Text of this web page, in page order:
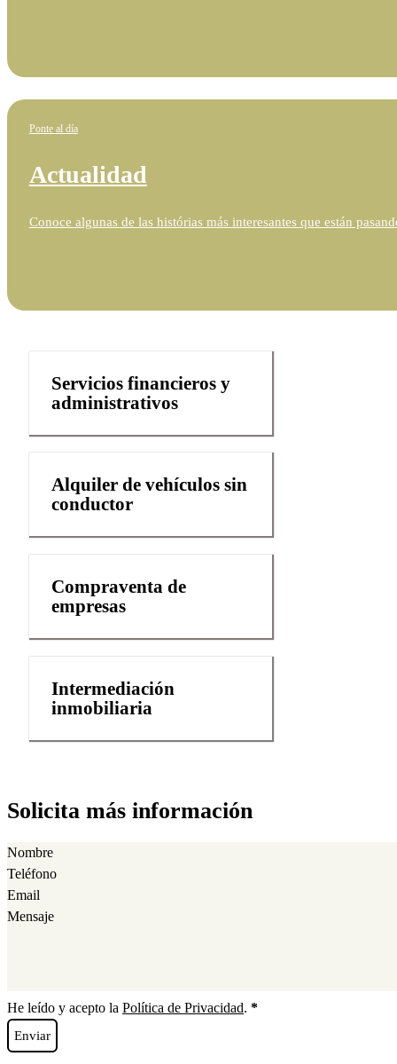
Ponte al día
Actualidad
Conoce algunas de las histórias más interesantes que están
Servicios financieros y
administrativos
Alquiler de vehículos sin
conductor
Compraventa de
empresas
Intermediación
inmobiliaria
Solicita más información
Section
He leído y acepto la Política de Privacidad. *
Enviar